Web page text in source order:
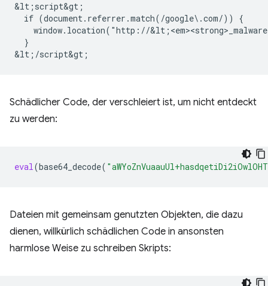
&lt;script&gt;
  if (document.referrer.match(/google\.com/)) {
window.location("http://
  }
Schädlicher Code, der verschleiert ist, um nicht entdeckt
zu werden:
eval(base64_decode(
Dateien mit gemeinsam genutzten Objekten, die dazu
dienen, willkürlich schädlichen Code in ansonsten
harmlose Weise zu schreiben Skripts: